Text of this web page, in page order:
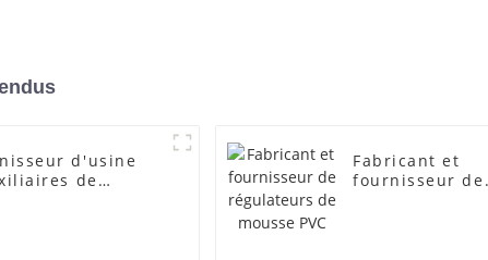
d'usine
de
Fabricant et
fournisseur de